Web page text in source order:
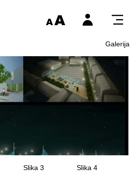
Galerija
Slika 3 Slika 4